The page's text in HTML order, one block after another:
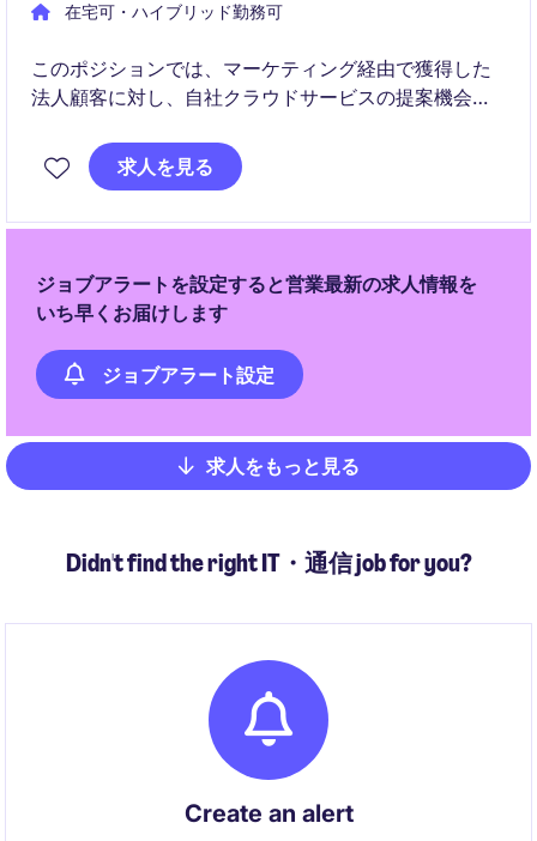
在宅可・ハイブリッド勤務可
このポジションでは、マーケティング経由で獲得した
法人顧客に対し、自社クラウドサービスの提案機会を
また、ニーズのある顧客への反響営業を通じて課題を
求人を見る
ジョブアラートを設定すると営業最新の求人情報を
いち早くお届けします
ジョブアラート設定
Pagination
求人をもっと見る
Didn't find the right IT・通信 job for you?
Create an alert